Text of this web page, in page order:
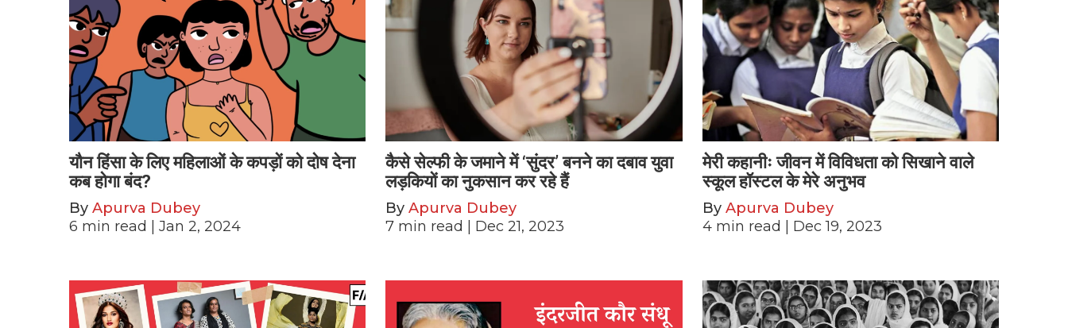
यौन हिंसा के लिए महिलाओं के कपड़ों को दोष देना
कब होगा बंद?
By Apurva Dubey
6 min read | Jan 2, 2024
कैसे सेल्फी के जमाने में ‘सुंदर’ बनने का दबाव युवा
लड़कियों का नुकसान कर रहे हैं
ByApurva Dubey
7 min read | Dec 21, 2023
मेरी कहानीः जीवन में विविधता को सिखाने वाले
स्कूल हॉस्टल के मेरे अनुभव
By Apurva Dubey
4 min read | Dec 19, 2023